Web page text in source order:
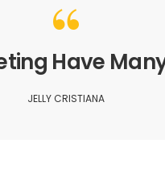
Have
JELLY CRISTIANA